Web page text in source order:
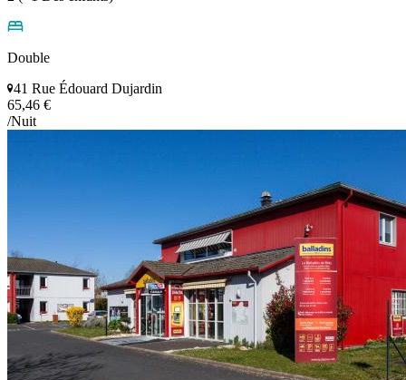
Double
41 Rue Édouard Dujardin
65,46 €
/Nuit